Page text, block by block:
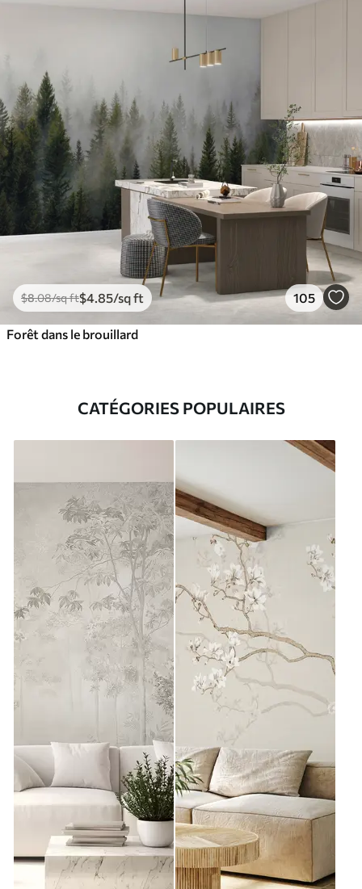
$8.08/sq ft$4 .85/sq ft 105
Forêt dans le brouillard
CATÉGORIES POPULAIRES